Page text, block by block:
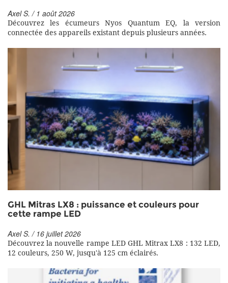
Axel S. / 1 août 2026
Découvrez les écumeurs Nyos Quantum EQ, la version
connectée des appareils existant depuis plusieurs années.
GHL Mitras LX8 : puissance et couleurs pour
cette rampe LED
Axel S. / 16 juillet 2026
Découvrez la nouvelle rampe LED GHL Mitrax LX8 : 132 LED,
12 couleurs, 250 W, jusqu'à 125 cm éclairés.